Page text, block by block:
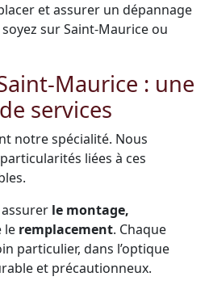
et assurer un dépannage
sur Saint-Maurice ou
Maurice : une
services
notre spécialité. Nous
liées à ces
le montage,
le remplacement. Chaque
particulier, dans l’optique
et précautionneux.